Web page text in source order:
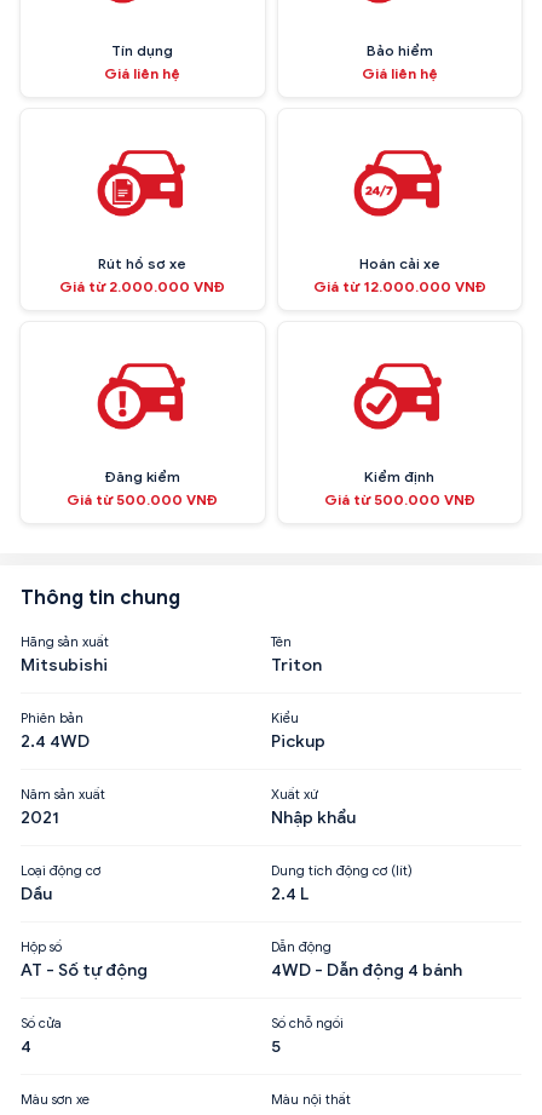
Tín dụng
Giá liên hệ
Bảo hiểm
Giá liên hệ
Rút hồ sơ xe
Giá từ 2.000.000 VNĐ
Hoán cải xe
Giá từ 12.000.000 VNĐ
Đăng kiểm
Giá từ 500.000 VNĐ
Kiểm định
Giá từ 500.000 VNĐ
Thông tin chung
Hãng sản xuất
Mitsubishi
Tên
Triton
Phiên bản
2.4 4WD
Kiểu
Pickup
Năm sản xuất
2021
Xuất xứ
Nhập khẩu
Loại động cơ
Dầu
Dung tích động cơ (lít)
2.4 L
Hộp số
AT - Số tự động
Dẫn động
4WD - Dẫn động 4 bánh
Số cửa
4
Số chỗ ngồi
5
Màu sơn xe Màu nội thất